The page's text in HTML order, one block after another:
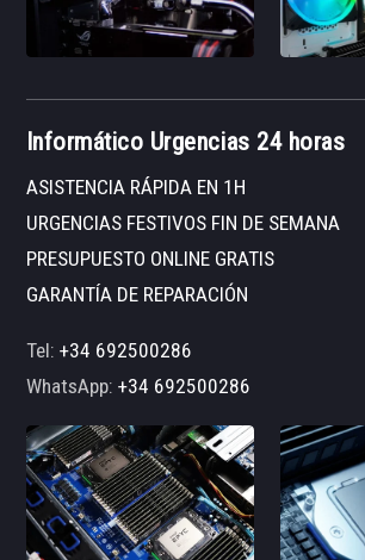
Informático Urgencias 24 horas
ASISTENCIA RÁPIDA EN 1H
URGENCIAS FESTIVOS FIN DE SEMANA
PRESUPUESTO ONLINE GRATIS
GARANTÍA DE REPARACIÓN
Tel:+34 692500286
WhatsApp:+34 692500286